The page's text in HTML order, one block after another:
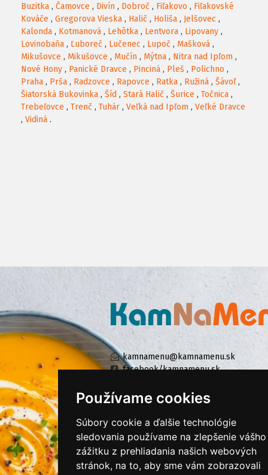
Používame cookies
Súbory cookie a ďalšie technológie
sledovania používame na zlepšenie vášho
zážitku z prehliadania našich webových
stránok, na to, aby sme vám zobrazovali
Buzitka , Čamovce , Divín , Dobroč , Fiľakovo , Fiľakovské
Kováče , Gregorova Vieska , Halič , Holiša , Jelšovec ,
Kalonda , Kotmanová , Lehôtka , Lentvora , Lipovany ,
Lovinobaňa , Ľuboreč , Lučenec , Lupoč , Mašková ,
Mikušovce , Mikušovce , Mučín , Mýtna , Nitra nad Ipľom ,
Nové Hony , Panické Dravce , Pinciná , Pleš , Polichno ,
Praha , Prša , Radzovce , Rapovce , Ratka , Ružiná , Šávoľ,
Šiatorská Bukovinka , Šíd , Stará Halič , Šurice , Točnica ,
Trebeľovce , Trenč , Tuhár , Veľká nad Ipľom , Veľké Dravce
, Vidiná .
kamnamenu@kamnamenu.sk
facebook/kamnamenu.sk
KONTAKTUJTE NÁS
PRIHLÁSIŤ SA DO ZÁKAZNÍCKEJ ZÓNY